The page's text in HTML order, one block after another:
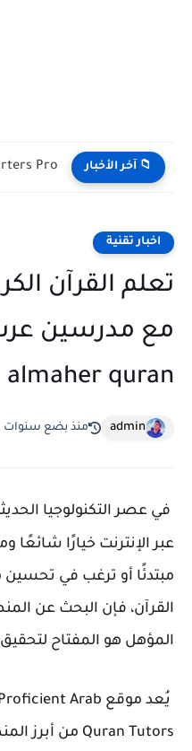
📁 آخر الأخبار
اخبار تقنية
تعلم القرآن
مع مدرسين
almaher quran
admin منذ بضع سنوات
في عصر التكنولوجيا
عبر الإنترنت خيارًا شائعًا
مبتدئًا أو ترغب في تحسين
القرآن، فإن البحث عن
المؤهل هو المفتاح
يُعد موقع Arab
Quran Tutors من أبرز